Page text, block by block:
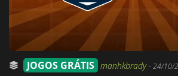
JOGOS GRÁTIS manhkbrady-24/10/